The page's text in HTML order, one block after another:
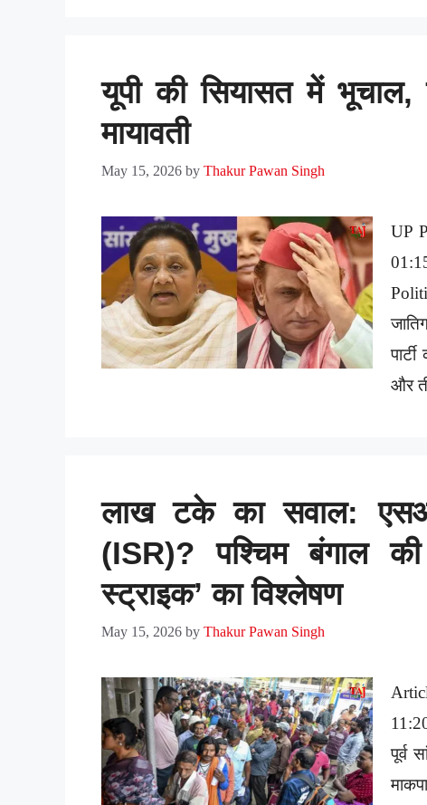
यूपी की सियासत में भूचाल,
मायावती
May 15, 2026 by Thakur Pawan Singh
UP
और
लाख टके का सवाल:
(ISR)? पश्चिम बंगाल
स्ट्राइक’ का विश्लेषण
May 15, 2026 by Thakur Pawan Singh
पूर्व